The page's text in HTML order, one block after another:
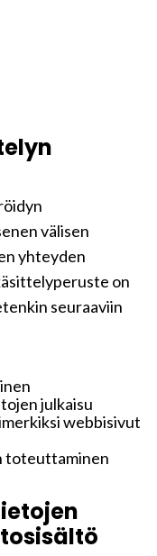
välisen
yhteyden
on
seuraaviin
julkaisu
webbisivut
toteuttaminen